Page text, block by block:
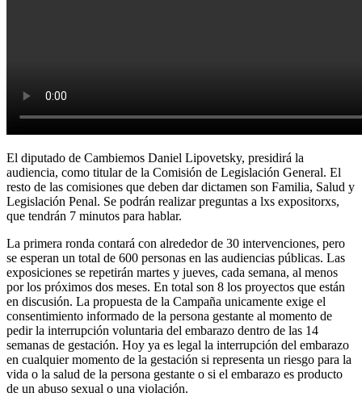
El diputado de Cambiemos Daniel Lipovetsky, presidirá la
audiencia, como titular de la Comisión de Legislación General. El
resto de las comisiones que deben dar dictamen son Familia, Salud y
Legislación Penal. Se podrán realizar preguntas a lxs expositorxs,
que tendrán 7 minutos para hablar.
La primera ronda contará con alrededor de 30 intervenciones, pero
se esperan un total de 600 personas en las audiencias públicas. Las
exposiciones se repetirán martes y jueves, cada semana, al menos
por los próximos dos meses. En total son 8 los proyectos que están
en discusión. La propuesta de la Campaña unicamente exige el
consentimiento informado de la persona gestante al momento de
pedir la interrupción voluntaria del embarazo dentro de las 14
semanas de gestación. Hoy ya es legal la interrupción del embarazo
en cualquier momento de la gestación si representa un riesgo para la
vida o la salud de la persona gestante o si el embarazo es producto
de un abuso sexual o una violación.